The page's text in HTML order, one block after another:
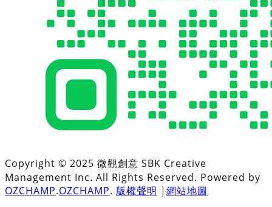
Copyright © 2025 微觀創意 SBK Creative
Management Inc. All Rights Reserved. Powered by
OZCHAMP.OZCHAMP. 版權聲明 | 網站地圖